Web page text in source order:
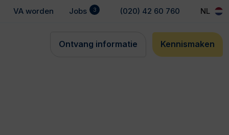
VA worden Jobs 3 (020) 42 60 760 NL
Ontvang informatie Kennismaken